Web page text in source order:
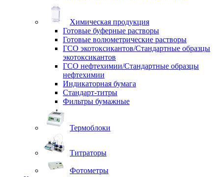
Химическая продукция
Готовые буферные растворы
Готовые волюметрические растворы
ГСО экотоксикантов/Стандартные образцы
экотоксикантов
ГСО нефтехимии/Стандартные образцы
нефтехимии
Индикаторная бумага
Стандарт-титры
Фильтры бумажные
Термоблоки
Титраторы
Фотометры